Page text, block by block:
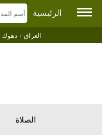
الرئيسية
العراق › دهوك
الصلاة